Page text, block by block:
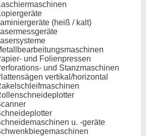
(heiß / kalt)
und Folienpressen
und Stanzmaschinen
vertikal/horizontal
u. -geräte